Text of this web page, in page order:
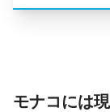
モナコには